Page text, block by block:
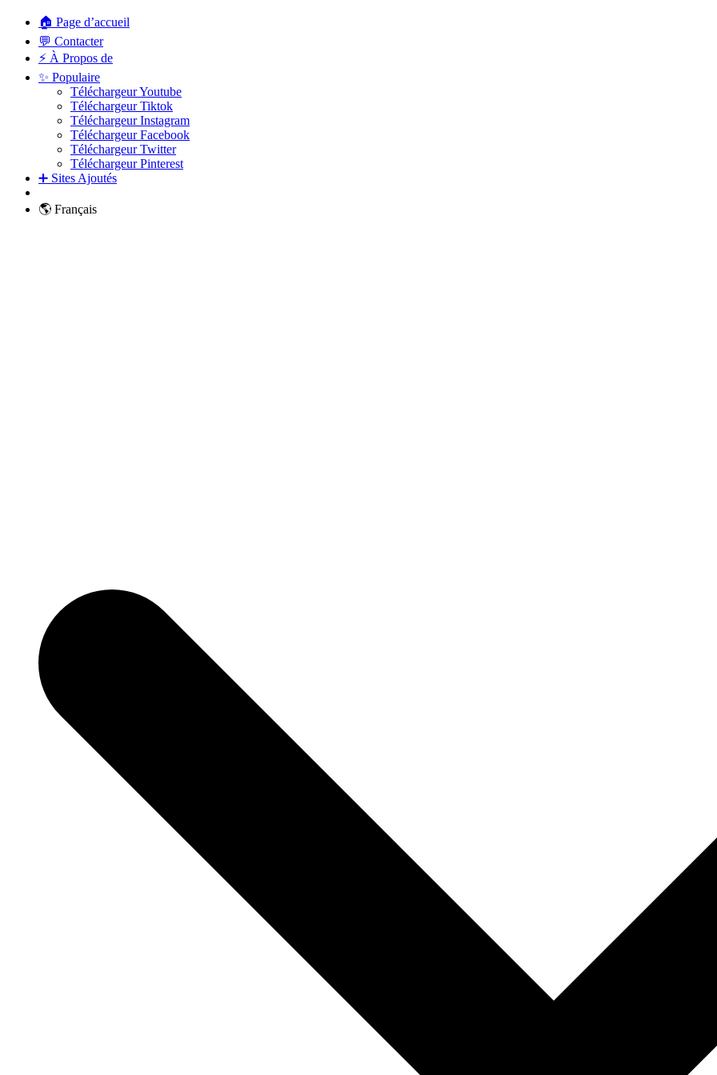
🏠 Page d’accueil
💬 Contacter
⚡ À Propos de
✨ Populaire
Téléchargeur Youtube
Téléchargeur Tiktok
Téléchargeur Instagram
Téléchargeur Facebook
Téléchargeur Twitter
Téléchargeur Pinterest
➕ Sites Ajoutés
🌎 Français